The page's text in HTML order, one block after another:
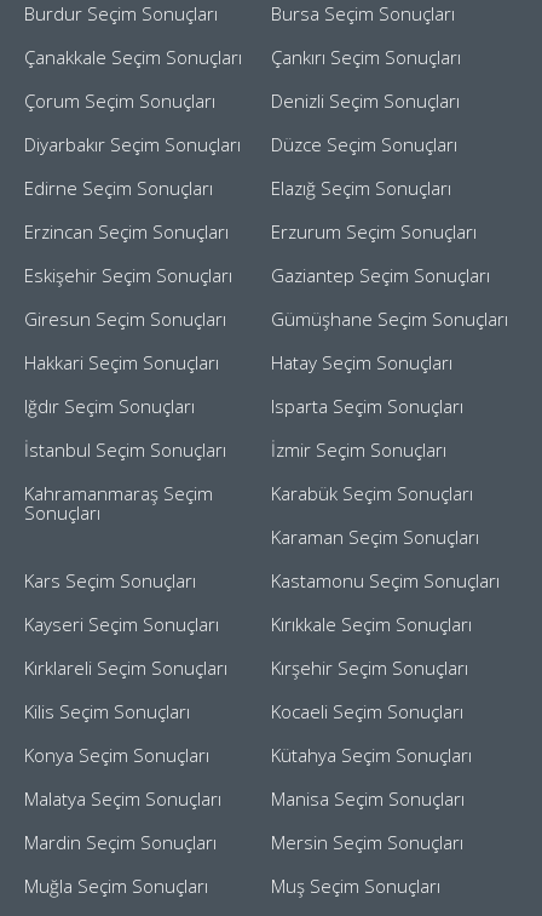
Burdur Seçim Sonuçları
Bursa Seçim Sonuçları
Çanakkale Seçim Sonuçları
Çankırı Seçim Sonuçları
Çorum Seçim Sonuçları
Denizli Seçim Sonuçları
Diyarbakır Seçim Sonuçları
Düzce Seçim Sonuçları
Edirne Seçim Sonuçları
Elazığ Seçim Sonuçları
Erzincan Seçim Sonuçları
Erzurum Seçim Sonuçları
Eskişehir Seçim Sonuçları
Gaziantep Seçim Sonuçları
Giresun Seçim Sonuçları
Gümüşhane Seçim Sonuçları
Hakkari Seçim Sonuçları
Hatay Seçim Sonuçları
Iğdır Seçim Sonuçları
Isparta Seçim Sonuçları
İstanbul Seçim Sonuçları
İzmir Seçim Sonuçları
Kahramanmaraş Seçim
Sonuçları
Karabük Seçim Sonuçları
Karaman Seçim Sonuçları
Kars Seçim Sonuçları
Kastamonu Seçim Sonuçları
Kayseri Seçim Sonuçları
Kırıkkale Seçim Sonuçları
Kırklareli Seçim Sonuçları
Kırşehir Seçim Sonuçları
Kilis Seçim Sonuçları
Kocaeli Seçim Sonuçları
Konya Seçim Sonuçları
Kütahya Seçim Sonuçları
Malatya Seçim Sonuçları
Manisa Seçim Sonuçları
Mardin Seçim Sonuçları
Mersin Seçim Sonuçları
Muğla Seçim Sonuçları
Muş Seçim Sonuçları